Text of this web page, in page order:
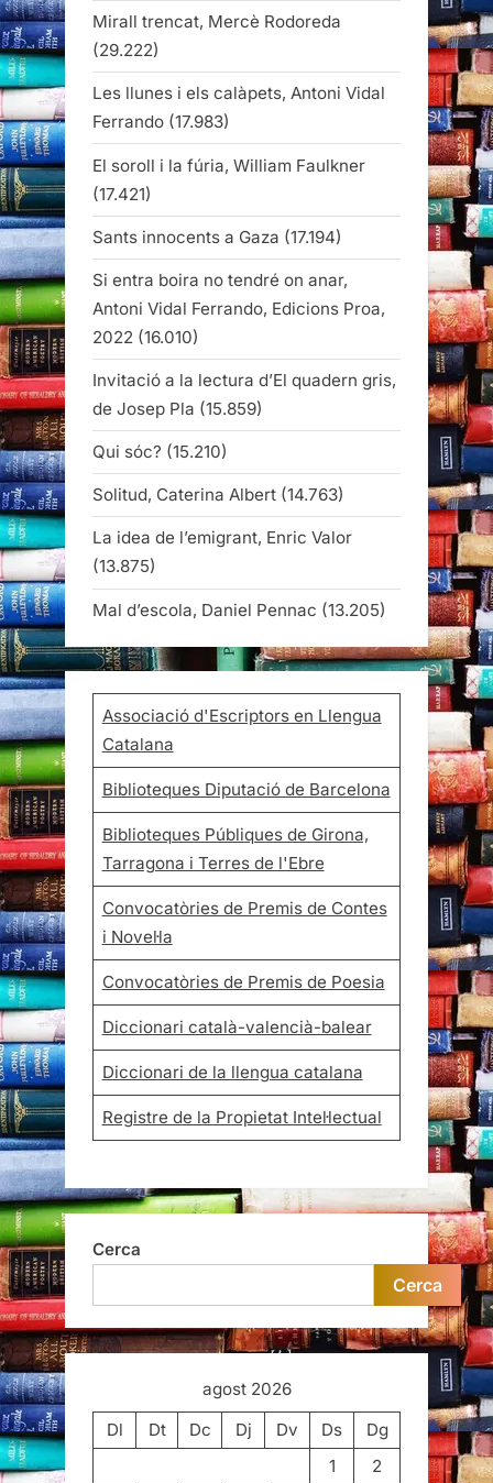
Mirall trencat, Mercè Rodoreda
(29.222)
Les llunes i els calàpets, Antoni Vidal
Ferrando (17.983)
El soroll i la fúria, William Faulkner
(17.421)
Sants innocents a Gaza (17.194)
Si entra boira no tendré on anar,
Antoni Vidal Ferrando, Edicions Proa,
2022 (16.010)
Invitació a la lectura d’El quadern gris,
de Josep Pla (15.859)
Qui sóc? (15.210)
Solitud, Caterina Albert (14.763)
La idea de l’emigrant, Enric Valor
(13.875)
Mal d’escola, Daniel Pennac (13.205)
Associació d'Escriptors en Llengua
Catalana
Biblioteques Diputació de Barcelona
Biblioteques Públiques de Girona,
Tarragona i Terres de l'Ebre
Convocatòries de Premis de Contes
i Novel·la
Convocatòries de Premis de Poesia
Diccionari català-valencià-balear
Diccionari de la llengua catalana
Registre de la Propietat Intel·lectual
Cerca
Cerca
agost 2026
Dl
Dt Dc Dj Dv Ds
Dg
1
2